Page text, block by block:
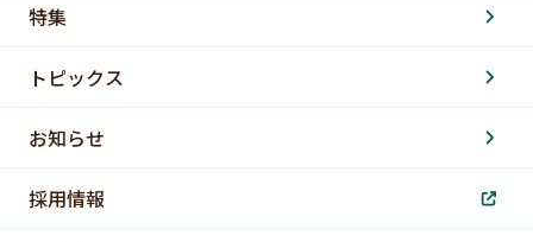
特集
トピックス
お知らせ
採用情報